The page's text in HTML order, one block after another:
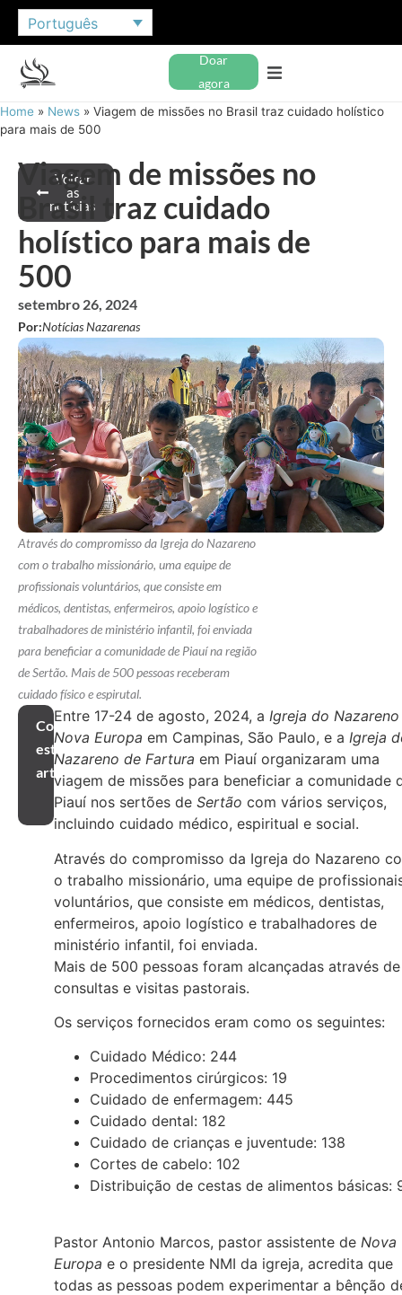
Português
Doar
agora
Home » News » Viagem de missões no Brasil traz cuidado holístico
para mais de 500
Voltar
às
notícias
Viagem de missões no
Brasil traz cuidado
holístico para mais de
500
setembro 26, 2024
Por:Notícias Nazarenas
Através do compromisso da Igreja do Nazareno
com o trabalho missionário, uma equipe de
profissionais voluntários, que consiste em
médicos, dentistas, enfermeiros, apoio logístico e
trabalhadores de ministério infantil, foi enviada
para beneficiar a comunidade de Piauí na região
de Sertão. Mais de 500 pessoas receberam
cuidado físico e espirutal.
Compartilhar
este
artigo
Entre 17-24 de agosto, 2024, a Igreja do Nazareno
Nova Europa em Campinas, São Paulo, e a Igreja
Nazareno de Fartura em Piauí organizaram uma
viagem de missões para beneficiar a comunidade
Piauí nos sertões de Sertão com vários serviços,
incluindo cuidado médico, espiritual e social.
Através do compromisso da Igreja do Nazareno
o trabalho missionário, uma equipe de
voluntários, que consiste em médicos, dentistas,
enfermeiros, apoio logístico e trabalhadores de
ministério infantil, foi enviada.
Mais de 500 pessoas foram alcançadas através de
consultas e visitas pastorais.
Os serviços fornecidos eram como os seguintes:
Cuidado Médico: 244
Procedimentos cirúrgicos: 19
Cuidado de enfermagem: 445
Cuidado dental: 182
Cuidado de crianças e juventude: 138
Cortes de cabelo: 102
Distribuição de cestas de alimentos básicas:
Pastor Antonio Marcos, pastor assistente de Nova
Europa e o presidente NMI da igreja, acredita que
todas as pessoas podem experimentar a bênção